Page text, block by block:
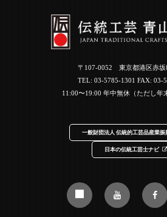
〒107-0052 東京都港区赤坂
TEL: 03-5785-1301 FAX: 03-
11:00〜19:00 年中無休（ただし年
一般財団法人 伝統的工芸品産業振
日本の伝統工芸士ナビ